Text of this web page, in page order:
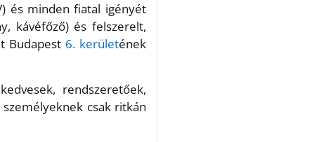
és minden fiatal igényét
kávéfőző) és felszerelt,
Budapest 6. kerületének
rendszeretőek,
csak ritkán